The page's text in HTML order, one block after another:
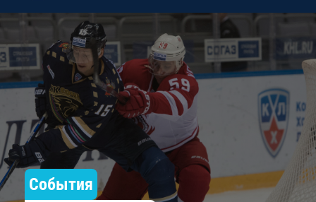
События